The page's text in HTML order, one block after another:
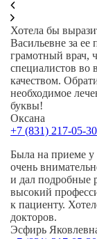
Хотела бы
Васильевне за ее
грамотный врач,
специалистов во
качеством.
необходимое
буквы!
Оксана
+7 (831) 217-05-30
Была на приеме
очень
и дал подробные
высокий
к пациенту.
докторов.
Эсфирь